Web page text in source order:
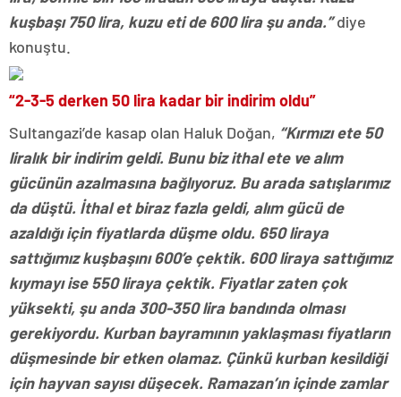
kuşbaşı 750 lira, kuzu eti de 600 lira şu anda.”diye
konuştu.
“2-3-5 derken 50 lira kadar bir indirim oldu”
Sultangazi’de kasap olan Haluk Doğan, “Kırmızı ete 50
liralık bir indirim geldi. Bunu biz ithal ete ve alım
gücünün azalmasına bağlıyoruz. Bu arada satışlarımız
da düştü. İthal et biraz fazla geldi, alım gücü de
azaldığı için fiyatlarda düşme oldu. 650 liraya
sattığımız kuşbaşını 600’e çektik. 600 liraya sattığımız
kıymayı ise 550 liraya çektik. Fiyatlar zaten çok
yüksekti, şu anda 300-350 lira bandında olması
gerekiyordu. Kurban bayramının yaklaşması fiyatların
düşmesinde bir etken olamaz. Çünkü kurban kesildiği
için hayvan sayısı düşecek. Ramazan’ın içinde zamlar